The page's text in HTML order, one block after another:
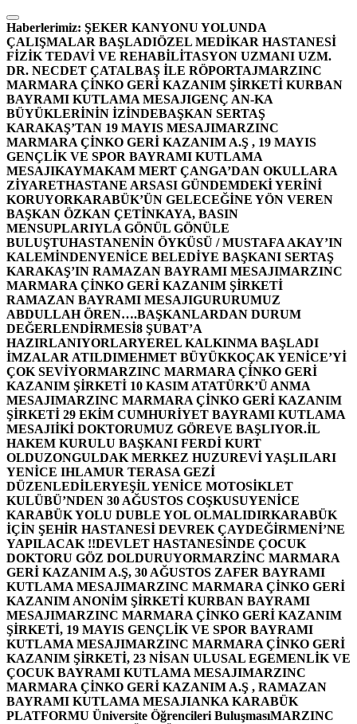
İçeriğe
atla
Haberlerimiz: ŞEKER KANYONU YOLUNDA
ÇALIŞMALAR BAŞLADIÖZEL MEDİKAR HASTANESİ
FİZİK TEDAVİ VE REHABİLİTASYON UZMANI UZM.
DR. NECDET ÇATALBAŞ İLE RÖPORTAJMARZINC
MARMARA ÇİNKO GERİ KAZANIM ŞİRKETİ KURBAN
BAYRAMI KUTLAMA MESAJIGENÇ AN-KA
BÜYÜKLERİNİN İZİNDEBAŞKAN SERTAŞ
KARAKAŞ’TAN 19 MAYIS MESAJIMARZINC
MARMARA ÇİNKO GERİ KAZANIM A.Ş , 19 MAYIS
GENÇLİK VE SPOR BAYRAMI KUTLAMA
MESAJIKAYMAKAM MERT ÇANGA’DAN OKULLARA
ZİYARETHASTANE ARSASI GÜNDEMDEKİ YERİNİ
KORUYORKARABÜK’ÜN GELECEĞİNE YÖN VEREN
BAŞKAN ÖZKAN ÇETİNKAYA, BASIN
MENSUPLARIYLA GÖNÜL GÖNÜLE
BULUŞTUHASTANENİN ÖYKÜSÜ / MUSTAFA AKAY’IN
KALEMİNDENYENİCE BELEDİYE BAŞKANI SERTAŞ
KARAKAŞ’IN RAMAZAN BAYRAMI MESAJIMARZINC
MARMARA ÇİNKO GERİ KAZANIM ŞİRKETİ
RAMAZAN BAYRAMI MESAJIGURURUMUZ
ABDULLAH ÖREN….BAŞKANLARDAN DURUM
DEĞERLENDİRMESİ8 ŞUBAT’A
HAZIRLANIYORLARYEREL KALKINMA BAŞLADI
İMZALAR ATILDIMEHMET BÜYÜKKOÇAK YENİCE’Yİ
ÇOK SEVİYORMARZINC MARMARA ÇİNKO GERİ
KAZANIM ŞİRKETİ 10 KASIM ATATÜRK’Ü ANMA
MESAJIMARZINC MARMARA ÇİNKO GERİ KAZANIM
ŞİRKETİ 29 EKİM CUMHURİYET BAYRAMI KUTLAMA
MESAJIİKİ DOKTORUMUZ GÖREVE BAŞLIYOR.İL
HAKEM KURULU BAŞKANI FERDİ KURT
OLDUZONGULDAK MERKEZ HUZUREVİ YAŞLILARI
YENİCE IHLAMUR TERASA GEZİ
DÜZENLEDİLERYEŞİL YENİCE MOTOSİKLET
KULÜBÜ’NDEN 30 AĞUSTOS COŞKUSUYENİCE
KARABÜK YOLU DUBLE YOL OLMALIDIRKARABÜK
İÇİN ŞEHİR HASTANESİ DEVREK ÇAYDEĞİRMENİ’NE
YAPILACAK !!DEVLET HASTANESİNDE ÇOCUK
DOKTORU GÖZ DOLDURUYORMARZİNC MARMARA
GERİ KAZANIM A.Ş, 30 AĞUSTOS ZAFER BAYRAMI
KUTLAMA MESAJIMARZINC MARMARA ÇİNKO GERİ
KAZANIM ANONİM ŞİRKETİ KURBAN BAYRAMI
MESAJIMARZINC MARMARA ÇİNKO GERİ KAZANIM
ŞİRKETİ, 19 MAYIS GENÇLİK VE SPOR BAYRAMI
KUTLAMA MESAJIMARZINC MARMARA ÇİNKO GERİ
KAZANIM ŞİRKETİ, 23 NİSAN ULUSAL EGEMENLİK VE
ÇOCUK BAYRAMI KUTLAMA MESAJIMARZINC
MARMARA ÇİNKO GERİ KAZANIM A.Ş , RAMAZAN
BAYRAMI KUTLAMA MESAJIANKA KARABÜK
PLATFORMU Üniversite Öğrencileri BuluşmasıMARZINC